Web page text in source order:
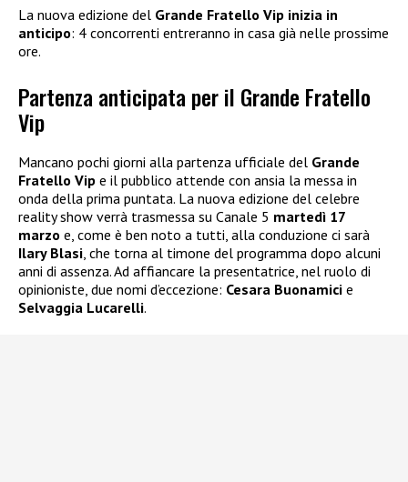
La nuova edizione del Grande Fratello Vip inizia in
anticipo: 4 concorrenti entreranno in casa già nelle prossime
ore.
Partenza anticipata per il Grande Fratello
Vip
Mancano pochi giorni alla partenza ufficiale del Grande
Fratello Vip e il pubblico attende con ansia la messa in
onda della prima puntata. La nuova edizione del celebre
reality show verrà trasmessa su Canale 5 martedì 17
marzo e, come è ben noto a tutti, alla conduzione ci sarà
Ilary Blasi, che torna al timone del programma dopo alcuni
anni di assenza. Ad affiancare la presentatrice, nel ruolo di
opinioniste, due nomi d’eccezione: Cesara Buonamici e
Selvaggia Lucarelli.